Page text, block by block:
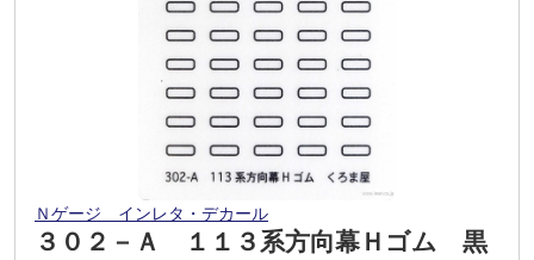
Ｎゲージ インレタ・デカール
３０２－Ａ １１３系方向幕Ｈゴム 黒